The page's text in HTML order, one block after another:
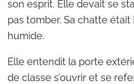
son esprit. Elle devait se
pas tomber. Sa chatte
humide.
Elle entendit la porte
de classe s’ouvrir et se